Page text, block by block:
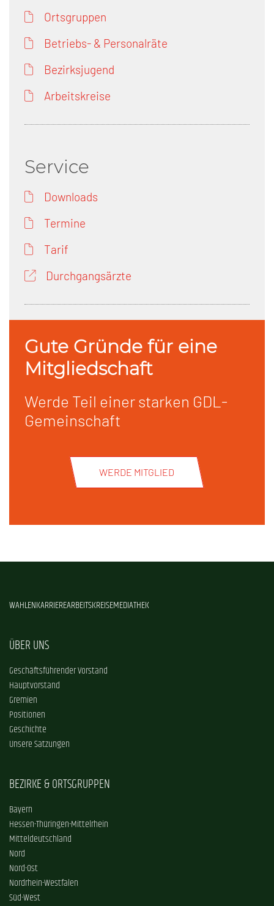
Ortsgruppen
Betriebs- & Personalräte
Bezirksjugend
Arbeitskreise
Service
Downloads
Termine
Tarif
Durchgangsärzte
Gute Gründe für eine
Mitgliedschaft
Werde Teil einer starken GDL-
Gemeinschaft
WERDE MITGLIED
WAHLENKARRIEREARBEITSKREISEMEDIATHEK
ÜBER UNS
Geschäftsführender Vorstand
Hauptvorstand
Gremien
Positionen
Geschichte
Unsere Satzungen
BEZIRKE & ORTSGRUPPEN
Bayern
Hessen-Thüringen-Mittelrhein
Mitteldeutschland
Nord
Nord-Ost
Nordrhein-Westfalen
Süd-West